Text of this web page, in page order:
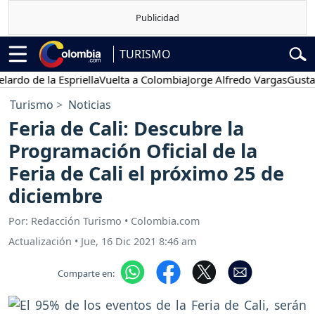
TURISMO
de la EspriellaVuelta a ColombiaJorge Alfredo VargasGustavo
Turismo Noticias
Feria de Cali: Descubre la
Programación Oficial de la
Feria de Cali el próximo 25 de
diciembre
Por: Redacción Turismo • Colombia.com
Actualización • Jue, 16 Dic 2021 8:46 am
Comparte en: